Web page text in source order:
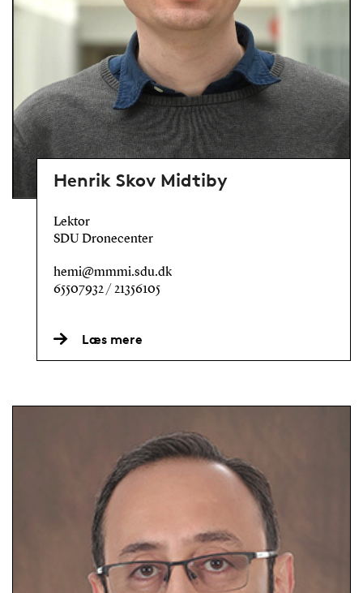
Henrik Skov Midtiby
Lektor
SDU Dronecenter
hemi@mmmi.sdu.dk
65507932 / 21356105
Læs mere